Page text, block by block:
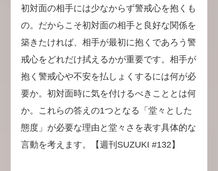
初対面の相手には少なからず警戒心を抱くも
の。だからこそ初対面の相手と良好な関係を
築きたければ、相手が最初に抱くであろう警
戒心をどれだけ拭えるかが重要です。相手が
抱く警戒心や不安を払しょくするには何が必
要か。初対面時に気を付けるべきこととは何
か。これらの答えの1つとなる「堂々とした
態度」が必要な理由と堂々さを表す具体的な
言動を考えます。【週刊SUZUKI #132】